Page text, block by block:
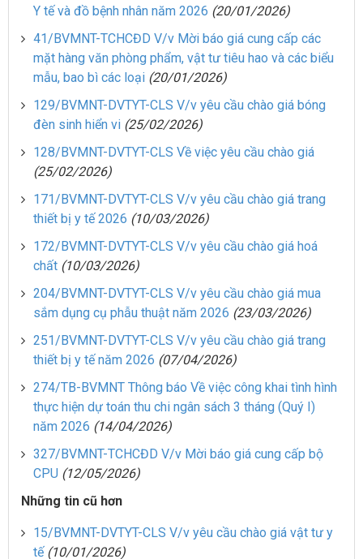
Y tế và đồ bệnh nhân năm 2026 (20/01/2026)
41/BVMNT-TCHCĐD V/v Mời báo giá cung cấp các
mặt hàng văn phòng phẩm, vật tư tiêu hao và các biểu
mẫu, bao bì các loại (20/01/2026)
129/BVMNT-DVTYT-CLS V/v yêu cầu chào giá bóng
đèn sinh hiển vi (25/02/2026)
128/BVMNT-DVTYT-CLS Về việc yêu cầu chào giá
(25/02/2026)
171/BVMNT-DVTYT-CLS V/v yêu cầu chào giá trang
thiết bị y tế 2026 (10/03/2026)
172/BVMNT-DVTYT-CLS V/v yêu cầu chào giá hoá
chất (10/03/2026)
204/BVMNT-DVTYT-CLS V/v yêu cầu chào giá mua
sắm dụng cụ phẫu thuật năm 2026 (23/03/2026)
251/BVMNT-DVTYT-CLS V/v yêu cầu chào giá trang
thiết bị y tế năm 2026 (07/04/2026)
274/TB-BVMNT Thông báo Về việc công khai tình hình
thực hiện dự toán thu chi ngân sách 3 tháng (Quý I)
năm 2026 (14/04/2026)
327/BVMNT-TCHCĐD V/v Mời báo giá cung cấp bộ
CPU (12/05/2026)
Những tin cũ hơn
15/BVMNT-DVTYT-CLS V/v yêu cầu chào giá vật tư y
tế (10/01/2026)